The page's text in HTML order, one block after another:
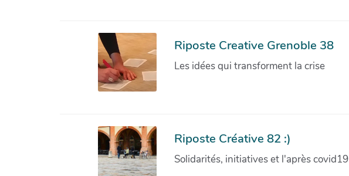
Riposte Creative Grenoble 38
Les idées qui transforment la crise
Riposte Créative 82 :)
Solidarités, initiatives et l'après covid19